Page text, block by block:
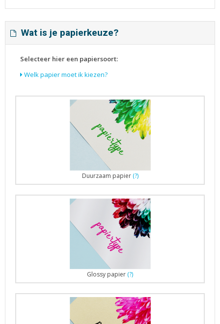
Wat is je papierkeuze?
Selecteer hier een papiersoort:
Welk papier moet ik kiezen?
Duurzaam papier (?)
Glossy papier (?)